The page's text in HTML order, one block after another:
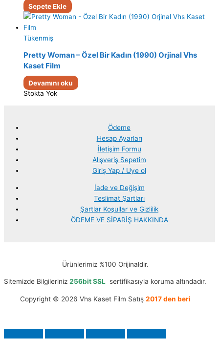
Sepete Ekle
Tükenmiş
Pretty Woman – Özel Bir Kadın (1990) Orjinal Vhs
Kaset Film
Devamını oku
Stokta Yok
Ödeme
Hesap Ayarları
İletişim Formu
Alışveriş Sepetim
Giriş Yap / Uye ol
İade ve Değişim
Teslimat Şartları
Şartlar Koşullar ve Gizlilik
ÖDEME VE SİPARİŞ HAKKINDA
Ürünlerimiz %100 Orijinaldir.
Sitemizde Bilgileriniz 256bit SSL sertifikasıyla koruma altındadır.
Copyright © 2026 Vhs Kaset Film Satış 2017 den beri